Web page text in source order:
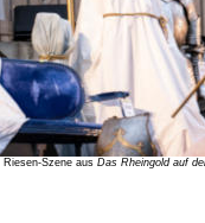
Riesen-Szene aus Das Rheingold auf